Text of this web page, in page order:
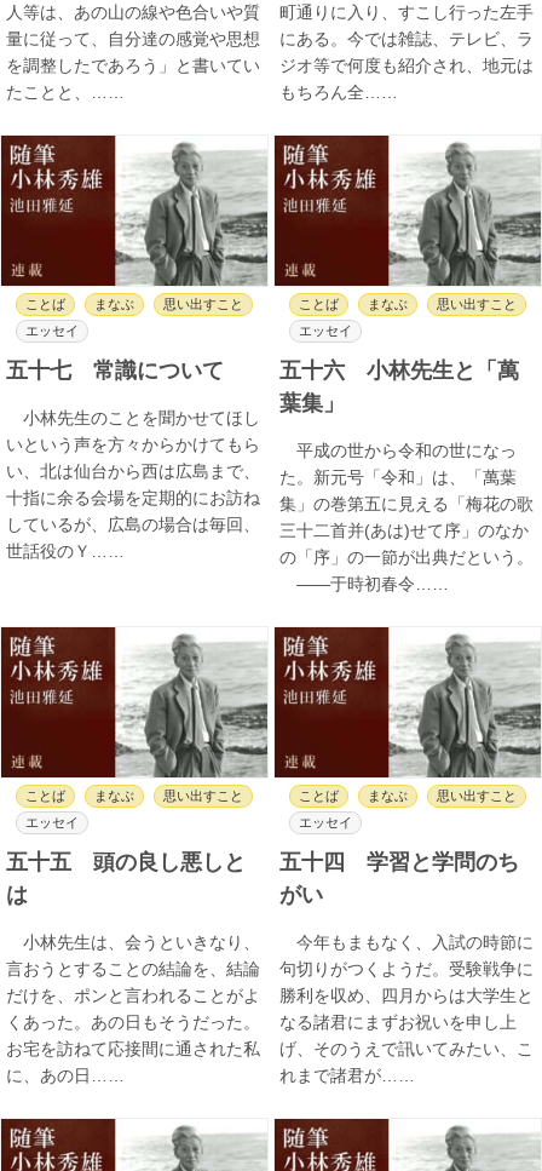
人等は、あの山の線や色合いや質
量に従って、自分達の感覚や思想
を調整したであろう」と書いてい
たことと、……
町通りに入り、すこし行った左手
にある。今では雑誌、テレビ、ラ
ジオ等で何度も紹介され、地元は
もちろん全……
ことば まなぶ
思い出すこと
エッセイ
五十七 常識について
小林先生のことを聞かせてほし
いという声を方々からかけてもら
い、北は仙台から西は広島まで、
十指に余る会場を定期的にお訪ね
しているが、広島の場合は毎回、
世話役のＹ……
ことば まなぶ
思い出すこと
エッセイ
五十六 小林先生と「萬
葉集」
平成の世から令和の世になっ
た。新元号「令和」は、「萬葉
集」の巻第五に見える「梅花の歌
三十二首并(あは)せて序」のなか
の「序」の一節が出典だという。
――于時初春令……
ことば まなぶ
思い出すこと
エッセイ
五十五 頭の良し悪しと
は
小林先生は、会うといきなり、
言おうとすることの結論を、結論
だけを、ポンと言われることがよ
くあった。あの日もそうだった。
お宅を訪ねて応接間に通された私
に、あの日……
ことば まなぶ
思い出すこと
エッセイ
五十四 学習と学問のち
がい
今年もまもなく、入試の時節に
句切りがつくようだ。受験戦争に
勝利を収め、四月からは大学生と
なる諸君にまずお祝いを申し上
げ、そのうえで訊いてみたい、こ
れまで諸君が……